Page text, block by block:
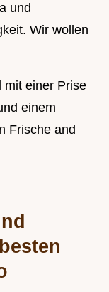
und
Wir wollen
mit einer Prise
einem
Frische and